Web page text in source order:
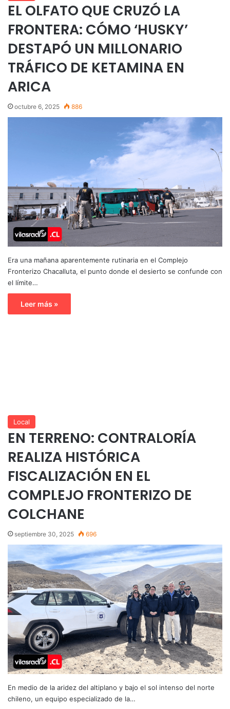
EL OLFATO QUE CRUZÓ LA
FRONTERA: CÓMO ‘HUSKY’
DESTAPÓ UN MILLONARIO
TRÁFICO DE KETAMINA EN
ARICA
octubre 6, 2025 886
Era una mañana aparentemente rutinaria en el Complejo
Fronterizo Chacalluta, el punto donde el desierto se confunde con
el límite…
Leer más »
Local
EN TERRENO: CONTRALORÍA
REALIZA HISTÓRICA
FISCALIZACIÓN EN EL
COMPLEJO FRONTERIZO DE
COLCHANE
septiembre 30, 2025 696
En medio de la aridez del altiplano y bajo el sol intenso del norte
chileno, un equipo especializado de la…